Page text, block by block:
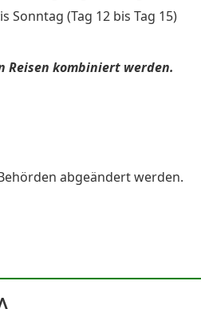
Sonntag (Tag 12 bis Tag 15)
Reisen kombiniert werden.
abgeändert werden.